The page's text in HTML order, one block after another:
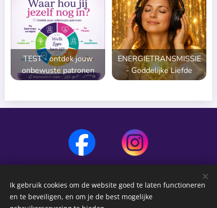
TEST -ontdek jouw
onbewuste patronen
ENERGIETRANSMISSIE
- Goddelijke Liefde
New Earth Creation ©2026
Ik gebruik cookies om de website goed te laten functioneren
en te beveiligen, en om je de best mogelijke